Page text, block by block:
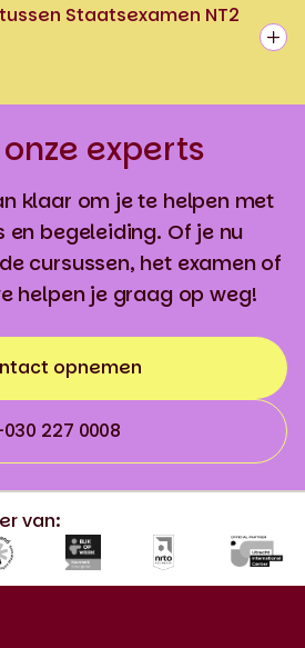
Staatsexamen NT2
experts
klaar om je te helpen met
begeleiding. Of je nu
cursussen, het examen of
helpen je graag op weg!
opnemen
227 0008
van: